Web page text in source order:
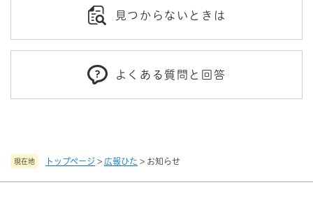
現在地 トップページ > 広報ひた > お知らせ
見つからないときは
よくある質問と回答